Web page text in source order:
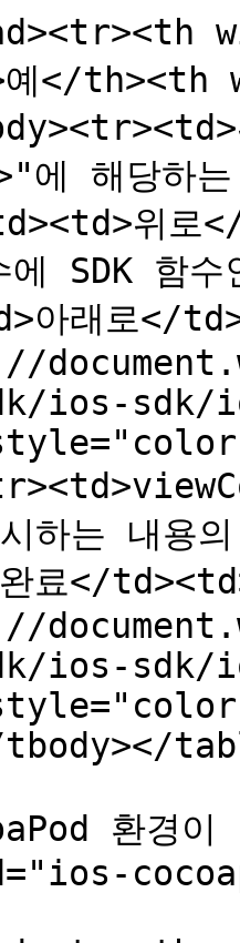
</th><th
에 해당하
위로
SDK 함수
아래로</
ios-
시하는 내
료</
ios-
환경